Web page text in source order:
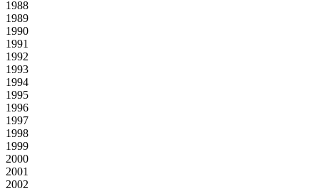
1988
1989
1990
1991
1992
1993
1994
1995
1996
1997
1998
1999
2000
2001
2002